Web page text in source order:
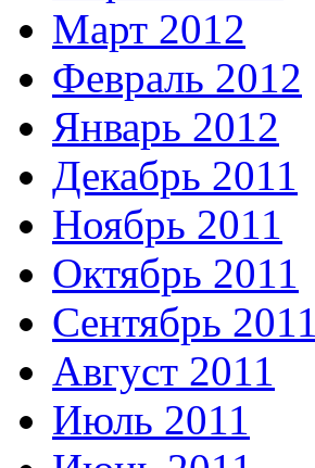
Март 2012
Февраль 2012
Январь 2012
Декабрь 2011
Ноябрь 2011
Октябрь 2011
Сентябрь 2011
Август 2011
Июль 2011